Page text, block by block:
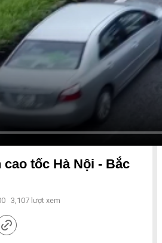
tốc Hà Nội - Bắc
3,107 lượt xem